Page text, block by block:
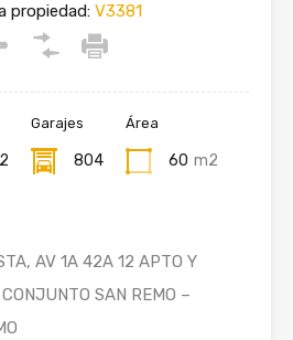
propiedad: V3381
2
Garajes
804
Área
60 m2
AV 1A 42A 12 APTO Y
SAN REMO –